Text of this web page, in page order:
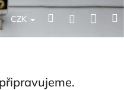
CZK HledatPřihlášení